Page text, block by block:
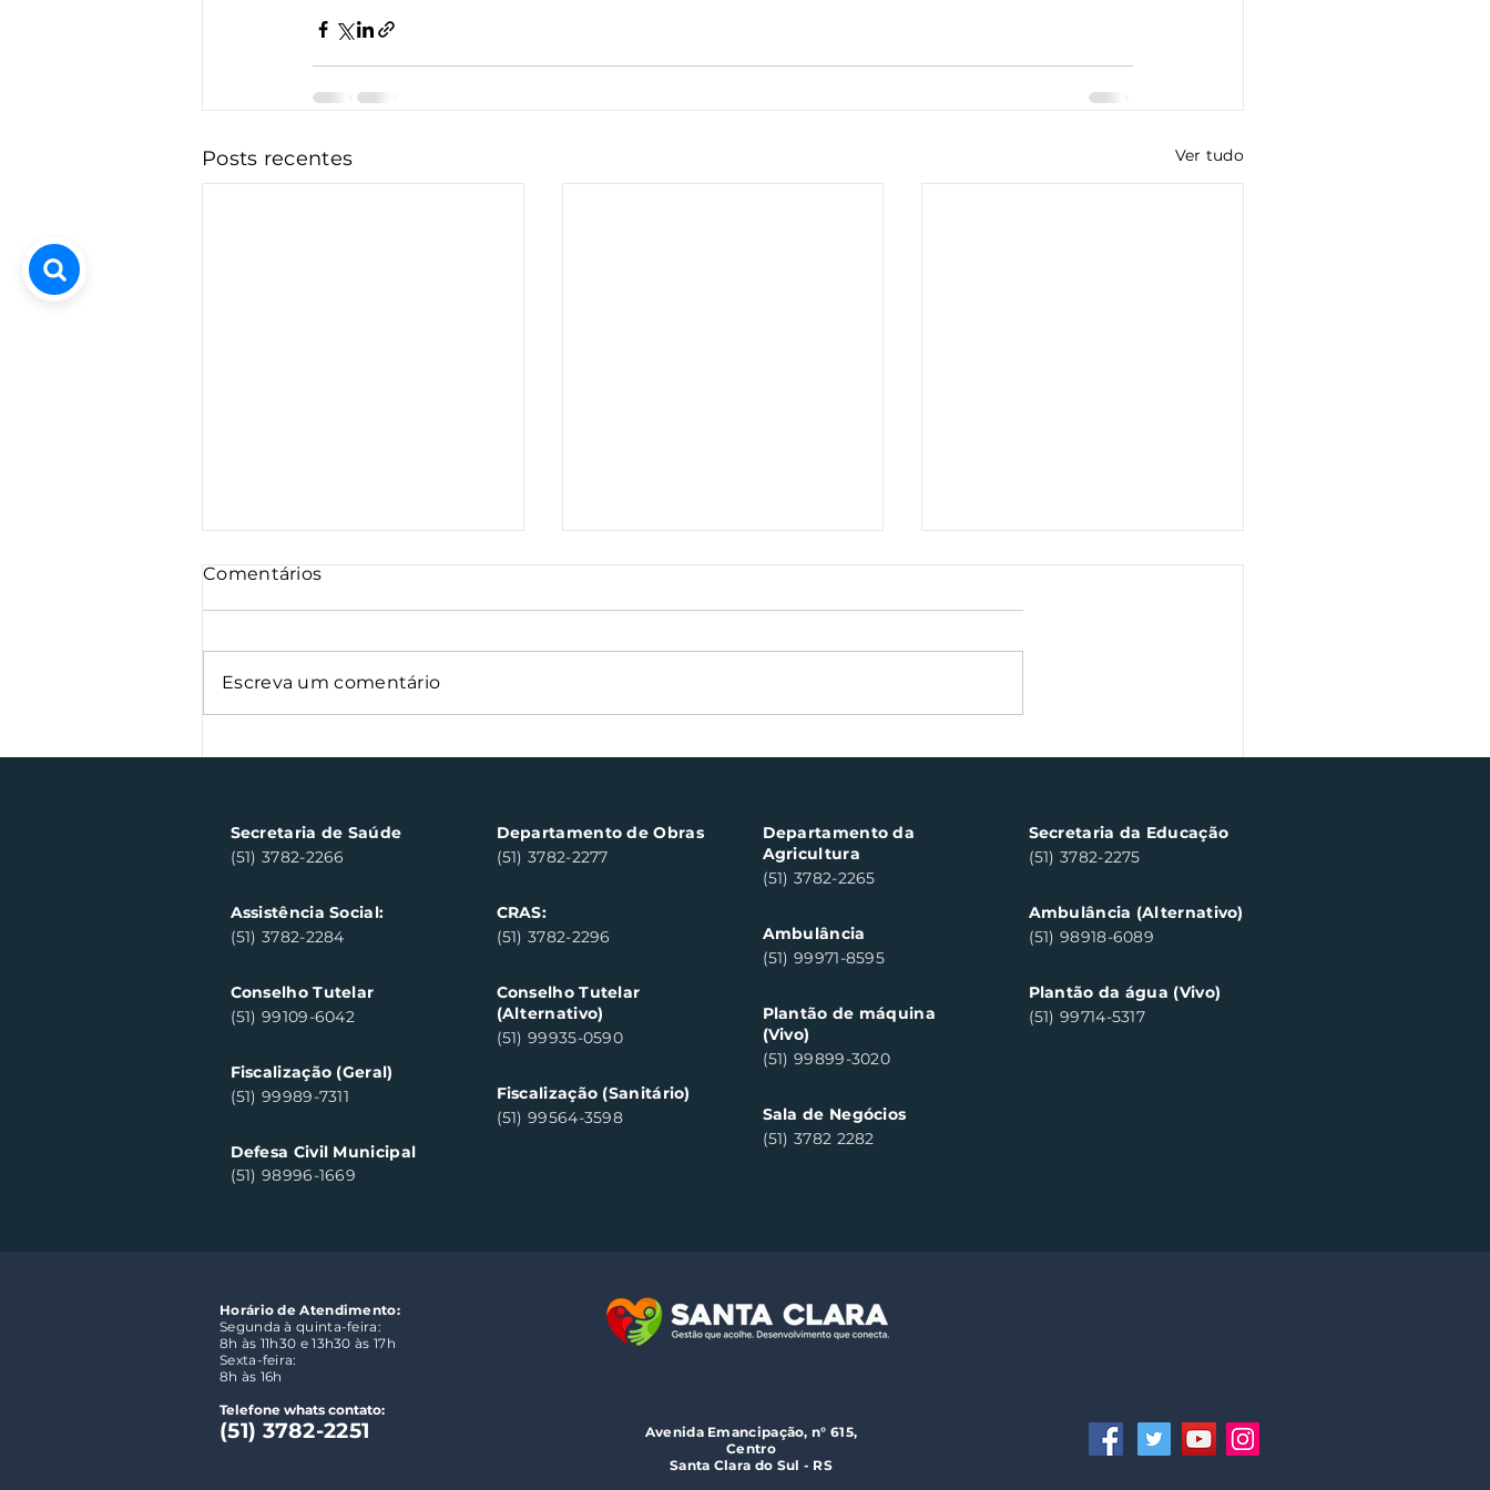
Posts recentes Ver tudo
Clara do Sul
Clara do Sul
Comentários
Escreva um comentário
Secretaria de Saúde
(51) 3782-2266
Assistência Social:
(51) 3782-2284
Conselho Tutelar
(51) 99109-6042
Fiscalização (Geral)
(51) 99989-7311
Defesa Civil Municipal
(51) 98996-1669
Departamento de Obras
(51) 3782-2277
CRAS:
(51) 3782-2296
Conselho Tutelar
(Alternativo)
(51) 99935-0590
Fiscalização (Sanitário)
(51) 99564-3598
Departamento da
Agricultura
(51) 3782-2265
Ambulância
(51) 99971-8595
Plantão de máquina
(Vivo)
(51) 99899-3020
Sala de Negócios
(51) 3782 2282
Secretaria da Educação
(51) 3782-2275
Ambulância (Alternativo)
(51) 98918-6089
Plantão da água (Vivo)
(51) 99714-5317
Horário de Atendimento:
Segunda à quinta-feira:
8h às 11h30 e 13h30 às 17h
Sexta-feira:
8h às 16h
Telefone whats contato:
(51) 3782-2251
Avenida Emancipação, n° 615,
Centro
Santa Clara do Sul - RS